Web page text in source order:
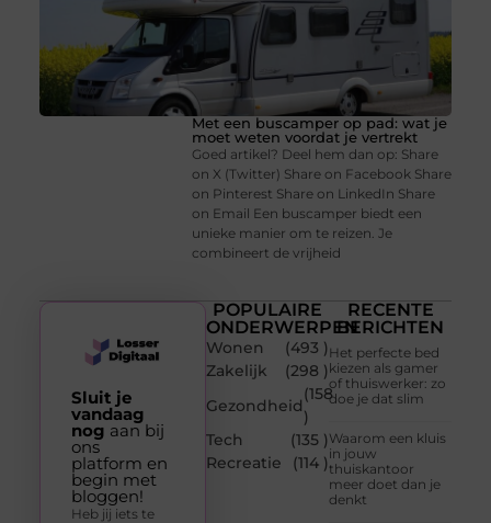
Met een buscamper op pad: wat je
moet weten voordat je vertrekt
Goed artikel? Deel hem dan op: Share
on X (Twitter) Share on Facebook Share
on Pinterest Share on LinkedIn Share
on Email Een buscamper biedt een
unieke manier om te reizen. Je
combineert de vrijheid
POPULAIRE
ONDERWERPEN
Wonen
(493 )
Zakelijk
(298 )
Gezondheid
(158
)
Tech
(135 )
Recreatie
(114 )
RECENTE
BERICHTEN
Het perfecte bed
kiezen als gamer
of thuiswerker: zo
doe je dat slim
Waarom een kluis
in jouw
thuiskantoor
meer doet dan je
denkt
Sluit je
vandaag
nog aan bij
ons
platform en
begin met
bloggen!
Heb jij iets te